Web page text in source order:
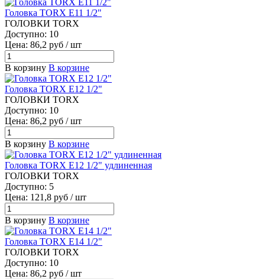
Головка TORX E11 1/2"
ГОЛОВКИ TORX
Доступно: 10
Цена: 86,2 руб / шт
В корзину В корзине
Головка TORX E12 1/2"
ГОЛОВКИ TORX
Доступно: 10
Цена: 86,2 руб / шт
В корзину В корзине
Головка TORX E12 1/2" удлиненная
ГОЛОВКИ TORX
Доступно: 5
Цена: 121,8 руб / шт
В корзину В корзине
Головка TORX E14 1/2"
ГОЛОВКИ TORX
Доступно: 10
Цена: 86,2 руб / шт